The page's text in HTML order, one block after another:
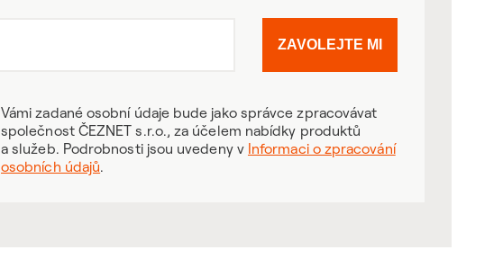
Vámi zadané osobní údaje bude jako správce zpracovávat
společnost ČEZNET s.r.o., za účelem nabídky produktů
a služeb. Podrobnosti jsou uvedeny v Informaci o zpracování
osobních údajů.
ZAVOLEJTE MI